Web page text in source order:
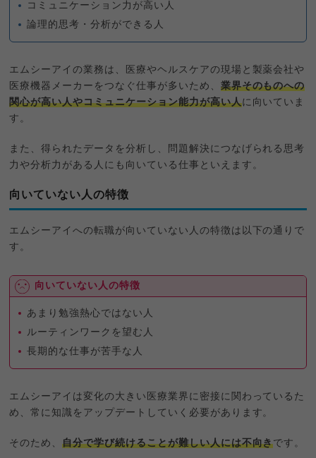
コミュニケーション力が高い人
論理的思考・分析ができる人
エムシーアイの業務は、医療やヘルスケアの現場と製薬会社や
医療機器メーカーをつなぐ仕事が多いため、 業界そのものへの
関心が高い人やコミュニケーション能力が高い人に向いていま
す。
また、得られたデータを分析し、問題解決につなげられる思考
力や分析力がある人にも向いている仕事といえます。
向いていない人の特徴
エムシーアイへの転職が向いていない人の特徴は以下の通りで
す。
向いていない人の特徴
あまり勉強熱心ではない人
ルーティンワークを望む人
長期的な仕事が苦手な人
エムシーアイは変化の大きい医療業界に密接に関わっているた
め、常に知識をアップデートしていく必要があります。
そのため、自分で学び続けることが難しい人には不向きです。